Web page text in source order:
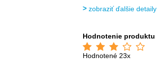
zobraziť ďalšie detaily
Hodnotenie produktu
Hodnotené 23x